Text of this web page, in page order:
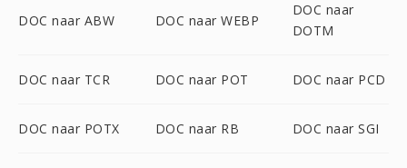
DOC naar ABW DOC naar WEBP
DOC naar
DOTM
DOC naar TCR DOC naar POT DOC naar PCD
DOC naar POTX DOC naar RB DOC naar SGI